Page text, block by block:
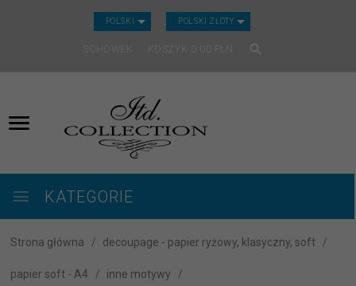
POLSKI CURRENCY_H
POLSKI ZŁOTY
SCHOWEK KOSZYK
KATEGORIE
Strona główna decoupage - papier ryżowy, klasyczny, soft
papier soft - A4 inne motywy